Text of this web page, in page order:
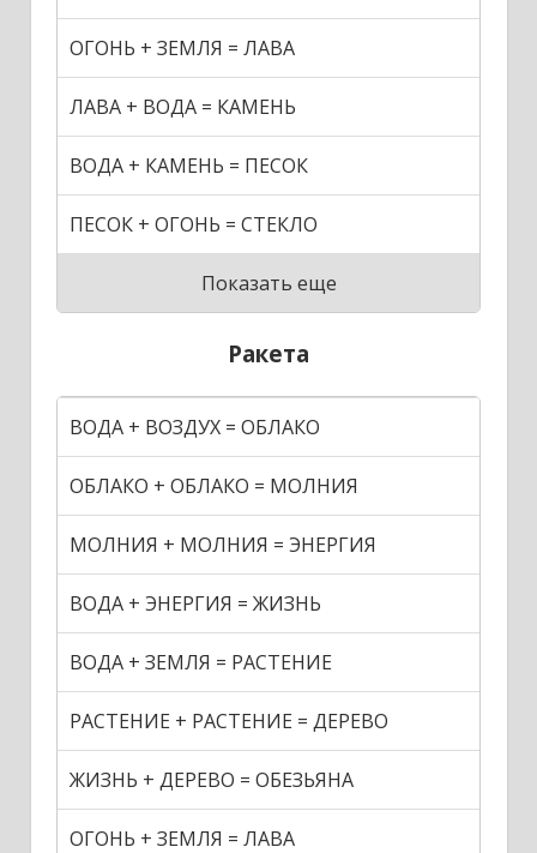
ОГОНЬ + ЗЕМЛЯ = ЛАВА
ЛАВА + ВОДА = КАМЕНЬ
ВОДА + КАМЕНЬ = ПЕСОК
ПЕСОК + ОГОНЬ = СТЕКЛО
Показать еще
Ракета
ВОДА + ВОЗДУХ = ОБЛАКО
ОБЛАКО + ОБЛАКО = МОЛНИЯ
МОЛНИЯ + МОЛНИЯ = ЭНЕРГИЯ
ВОДА + ЭНЕРГИЯ = ЖИЗНЬ
ВОДА + ЗЕМЛЯ = РАСТЕНИЕ
РАСТЕНИЕ + РАСТЕНИЕ = ДЕРЕВО
ЖИЗНЬ + ДЕРЕВО = ОБЕЗЬЯНА
ОГОНЬ + ЗЕМЛЯ = ЛАВА